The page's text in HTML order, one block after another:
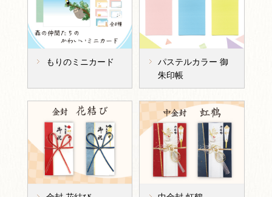
もりのミニカード
パステルカラー 御
朱印帳